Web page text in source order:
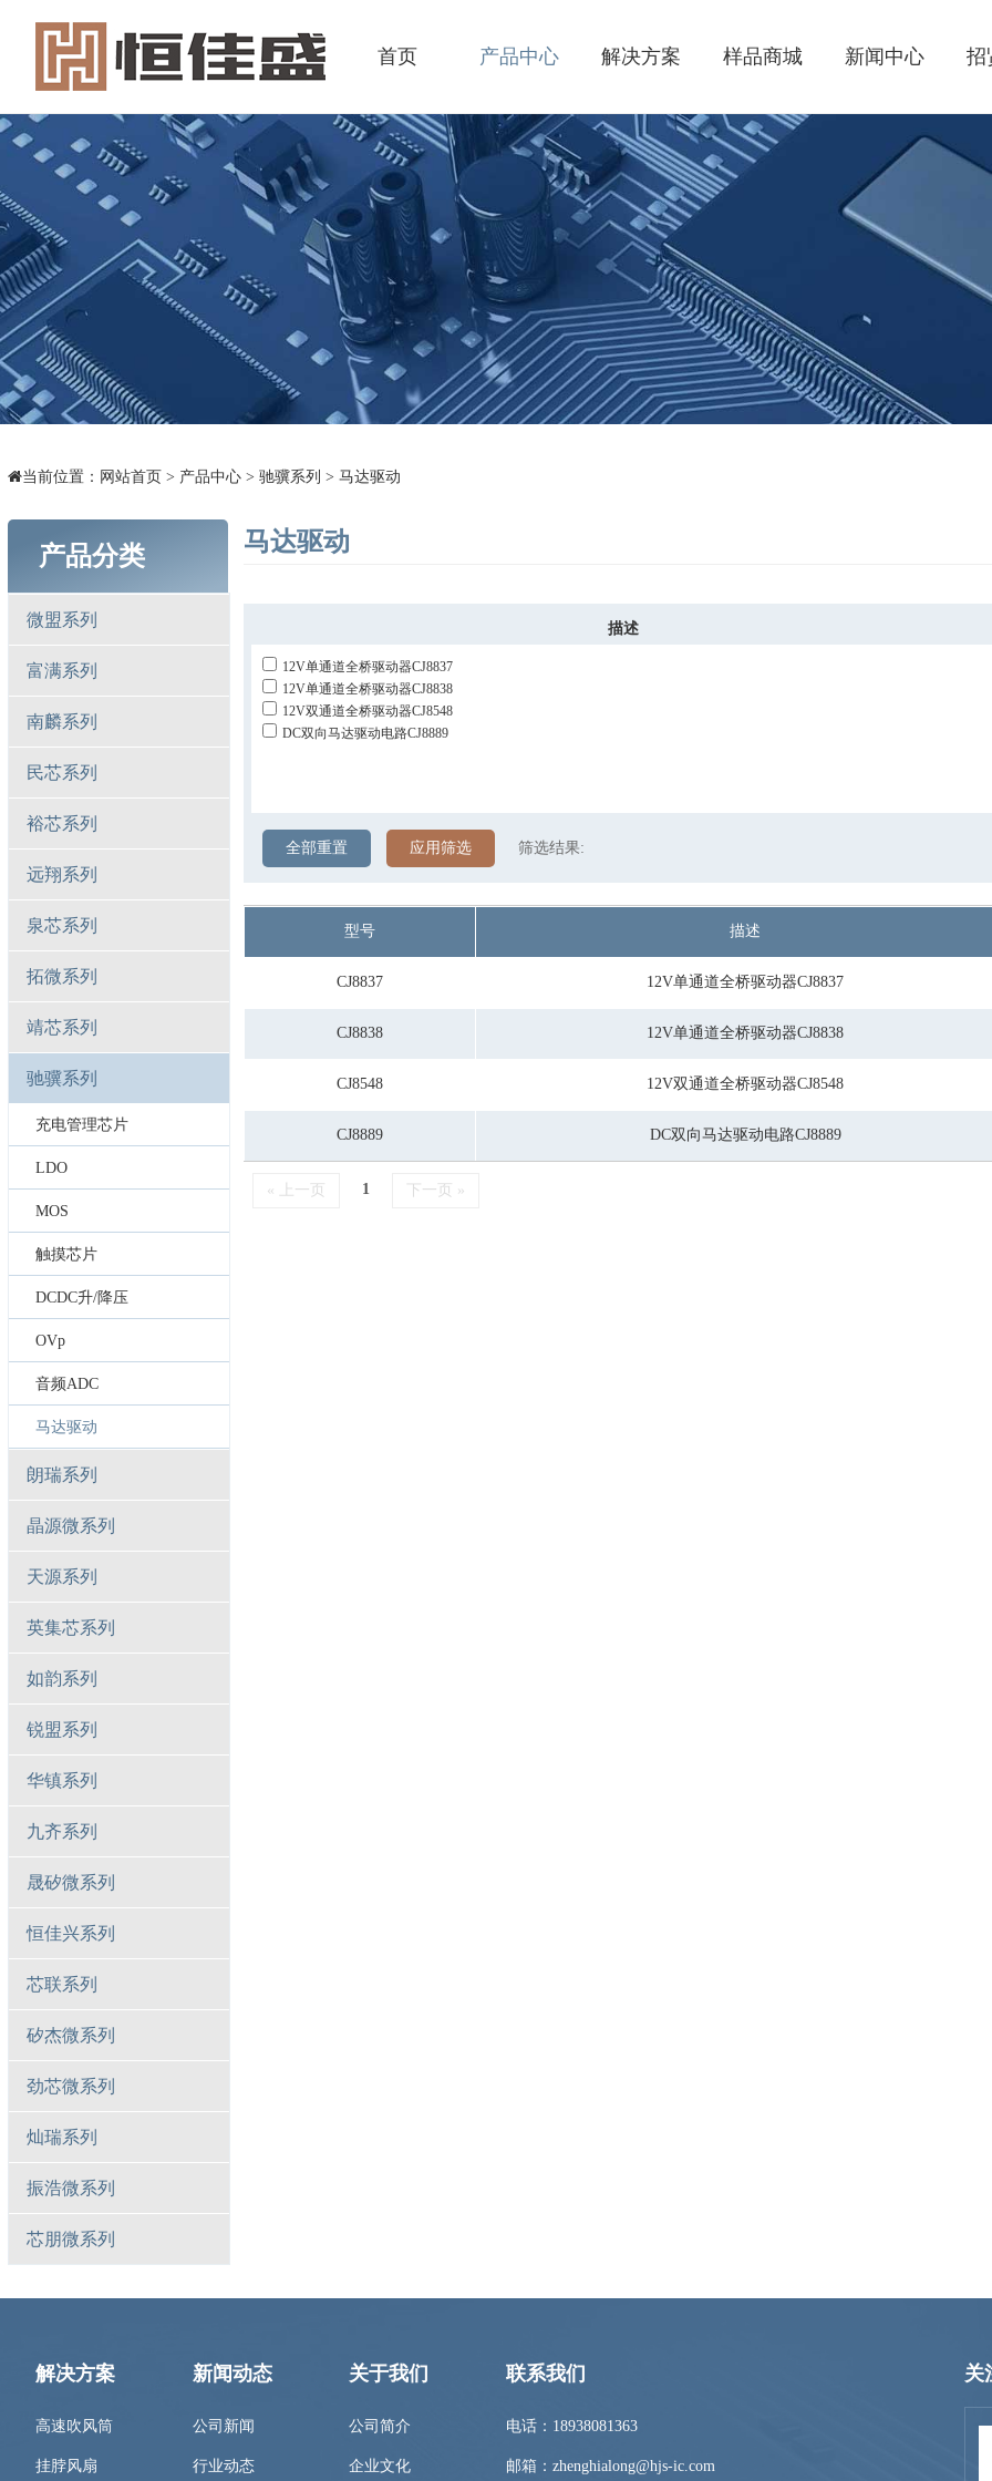
首页 产品中心 解决方案 样品商城 新闻中心 招
当前位置： 网站首页 > 产品中心> 驰骥系列 > 马达驱动
产品分类
微盟系列
富满系列
南麟系列
民芯系列
裕芯系列
远翔系列
泉芯系列
拓微系列
靖芯系列
驰骥系列
充电管理芯片
LDO
MOS
触摸芯片
DCDC升/降压
OVp
音频ADC
马达驱动
朗瑞系列
晶源微系列
天源系列
英集芯系列
如韵系列
锐盟系列
华镇系列
九齐系列
晟矽微系列
恒佳兴系列
芯联系列
矽杰微系列
劲芯微系列
灿瑞系列
振浩微系列
芯朋微系列
马达驱动
描述
12V单通道全桥驱动器CJ8837
12V单通道全桥驱动器CJ8838
12V双通道全桥驱动器CJ8548
DC双向马达驱动电路CJ8889
全部重置 应用筛选 筛选结果:
型号 描述
CJ8837 12V单通道全桥驱动器CJ8837
CJ8838 12V单通道全桥驱动器CJ8838
CJ8548 12V双通道全桥驱动器CJ8548
CJ8889 DC双向马达驱动电路CJ8889
« 上一页 1 下一页 »
解决方案
高速吹风筒
挂脖风扇
新闻动态
公司新闻
行业动态
关于我们
公司简介
企业文化
联系我们
电话：18938081363
邮箱：zhenghialong@hjs-ic.com
关